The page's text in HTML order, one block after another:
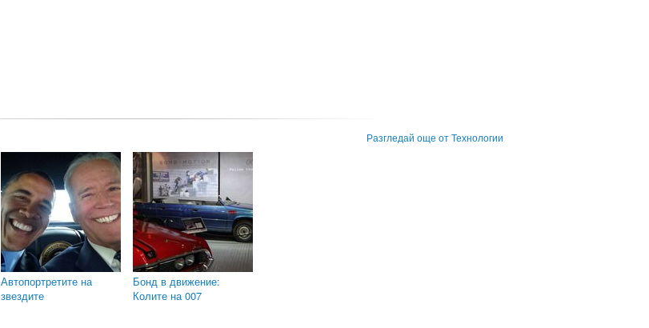
Разгледай още от Технологии
Автопортретите на
звездите
Бонд в движение:
Колите на 007